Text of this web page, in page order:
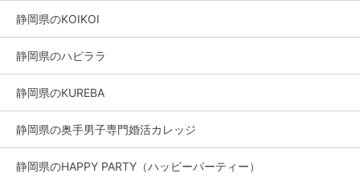
静岡県のKOIKOI
静岡県のハピララ
静岡県のKUREBA
静岡県の奥手男子専門婚活カレッジ
静岡県のHAPPY PARTY（ハッピーパーティー）